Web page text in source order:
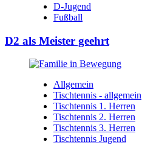
D-Jugend
Fußball
D2 als Meister geehrt
Allgemein
Tischtennis - allgemein
Tischtennis 1. Herren
Tischtennis 2. Herren
Tischtennis 3. Herren
Tischtennis Jugend